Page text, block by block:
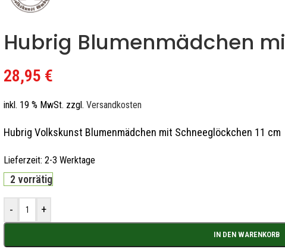
Hubrig Blumenmädchen
28,95 €
inkl. 19 % MwSt. zzgl.Versandkosten
Hubrig Volkskunst Blumenmädchen mit Schneeglöckchen 11 cm
Lieferzeit:2-3 Werktage
2 vorrätig
- +
IN DEN WARENKORB